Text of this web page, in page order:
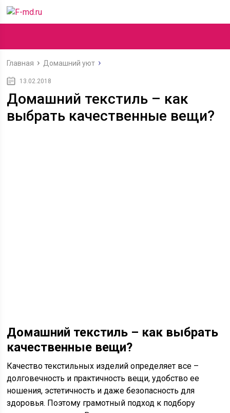
Главная Домашний уют
13.02.2018
Домашний текстиль – как
выбрать качественные вещи?
Домашний текстиль – как выбрать
качественные вещи?
Качество текстильных изделий определяет все –
долговечность и практичность вещи, удобство ее
ношения, эстетичность и даже безопасность для
здоровья. Поэтому грамотный подход к подбору